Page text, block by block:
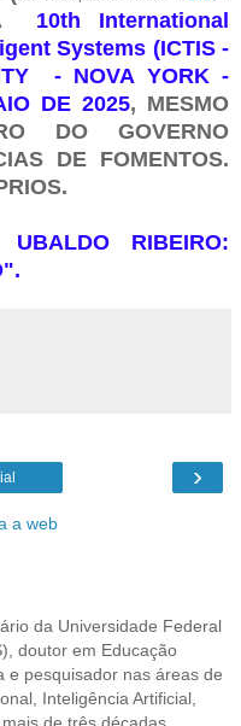
10th International
Systems (ICTIS -
- NOVA YORK -
DE 2025, MESMO
DO GOVERNO
DE FOMENTOS.
UBALDO RIBEIRO:
›
a web
da Universidade Federal
doutor em Educação
e pesquisador nas áreas de
Inteligência Artificial,